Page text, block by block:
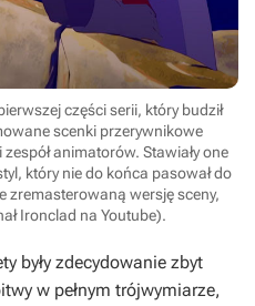
części serii, który budził
scenki przerywnikowe
animatorów. Stawiały one
który nie do końca pasował do
zremasterowaną wersję sceny,
Ironclad na Youtube).
były zdecydowanie zbyt
w pełnym trójwymiarze,